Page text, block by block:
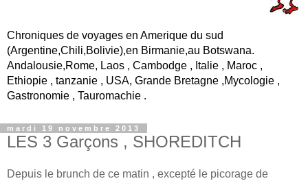
Chroniques de voyages en Amerique du sud
(Argentine,Chili,Bolivie),en Birmanie,au Botswana.
Andalousie,Rome, Laos , Cambodge , Italie , Maroc ,
Ethiopie , tanzanie , USA, Grande Bretagne ,Mycologie ,
Gastronomie , Tauromachie .
mardi 19 novembre 2013
LES 3 Garçons , SHOREDITCH
Depuis le brunch de ce matin , excepté le picorage de